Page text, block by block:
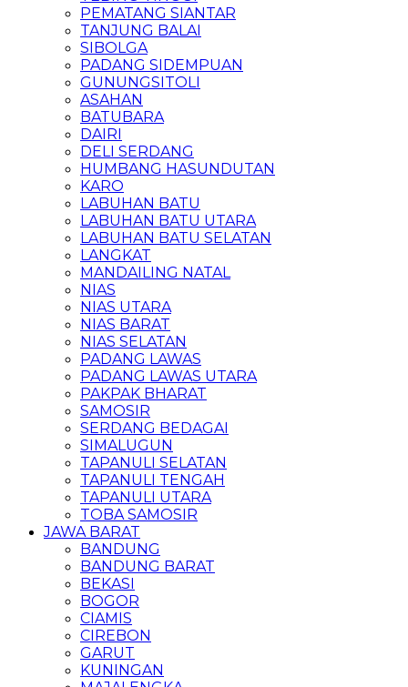
PEMATANG SIANTAR
TANJUNG BALAI
SIBOLGA
PADANG SIDEMPUAN
GUNUNGSITOLI
ASAHAN
BATUBARA
DAIRI
DELI SERDANG
HUMBANG HASUNDUTAN
KARO
LABUHAN BATU
LABUHAN BATU UTARA
LABUHAN BATU SELATAN
LANGKAT
MANDAILING NATAL
NIAS
NIAS UTARA
NIAS BARAT
NIAS SELATAN
PADANG LAWAS
PADANG LAWAS UTARA
PAKPAK BHARAT
SAMOSIR
SERDANG BEDAGAI
SIMALUGUN
TAPANULI SELATAN
TAPANULI TENGAH
TAPANULI UTARA
TOBA SAMOSIR
JAWA BARAT
BANDUNG
BANDUNG BARAT
BEKASI
BOGOR
CIAMIS
CIREBON
GARUT
KUNINGAN